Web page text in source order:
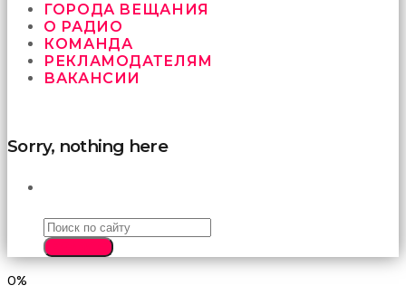
öttürüyor
sex
hikayeleri
boşalarak
altyazılı
arkadaş
sonu
ГОРОДА ВЕЩАНИЯ
О РАДИО
КОМАНДА
РЕКЛАМОДАТЕЛЯМ
ВАКАНСИИ
Sorry, nothing here
0%